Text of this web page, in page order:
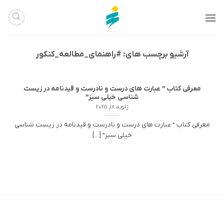
آرشیو برچسب های: #راهنمای_مطالعه_کنکور
معرفی کتاب ” عبارت های درست و نادرست و قیدنامه در زیست
شناسی خیلی سبز”
ژانویه 18, 2025
معرفی کتاب ” عبارت های درست و نادرست و قیدنامه در زیست شناسی
خیلی سبز” [...]